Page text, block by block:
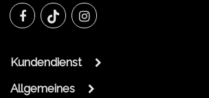
Kundendienst
Allgemeines